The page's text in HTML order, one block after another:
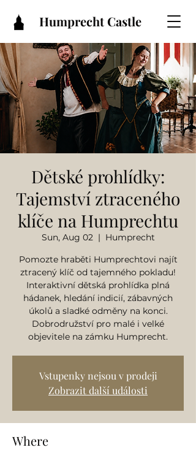
Humprecht Castle
Dětské prohlídky:
Tajemství ztraceného
klíče na Humprechtu
Sun, Aug 02
  |
Humprecht
Pomozte hraběti Humprechtovi najít
ztracený klíč od tajemného pokladu!
Interaktivní dětská prohlídka plná
hádanek, hledání indicií, zábavných
úkolů a sladké odměny na konci.
Dobrodružství pro malé i velké
objevitele na zámku Humprecht.
Vstupenky nejsou v prodeji
Zobrazit další události
Where